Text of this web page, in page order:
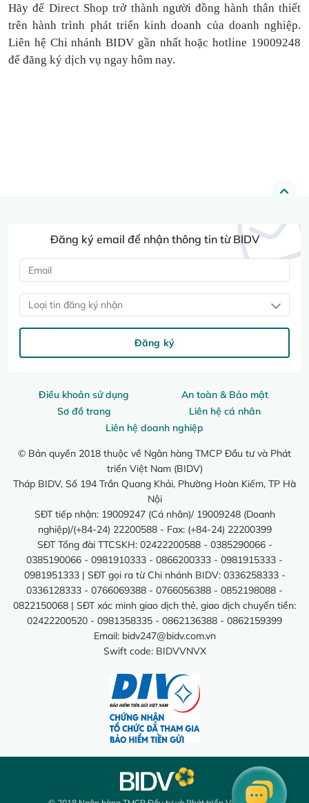
Hãy để Direct Shop trở thành người đồng hành thân thiết
trên hành trình phát triển kinh doanh của doanh nghiệp.
Liên hệ Chi nhánh BIDV gần nhất hoặc hotline 19009248
để đăng ký dịch vụ ngay hôm nay.
Điều khoản sử dụng
An toàn & Bảo mật
Sơ đồ trang
Liên hệ cá nhân
Liên hệ doanh nghiệp
© Bản quyền 2018 thuộc về Ngân hàng TMCP Đầu tư và Phát
triển Việt Nam (BIDV)
Tháp BIDV, Số 194 Trần Quang Khải, Phường Hoàn Kiếm, TP Hà
Nội
SĐT tiếp nhận: 19009247 (Cá nhân)/ 19009248 (Doanh
nghiệp)/(+84-24) 22200588 - Fax: (+84-24) 22200399
SĐT Tổng đài TTCSKH: 02422200588 - 0385290066 -
0385190066 - 0981910333 - 0866200333 - 0981915333 -
0981951333 | SĐT gọi ra từ Chi nhánh BIDV: 0336258333 -
0336128333 - 0766069388 - 0766056388 - 0852198088 -
0822150068 | SĐT xác minh giao dịch thẻ, giao dịch chuyển tiền:
02422200520 - 0981358335 - 0862136388 - 0862159399
Email: bidv247@bidv.com.vn
Swift code: BIDVVNVX
Đăng ký email để nhận thông tin từ BIDV
Loại tin đăng ký nhận
Đăng ký